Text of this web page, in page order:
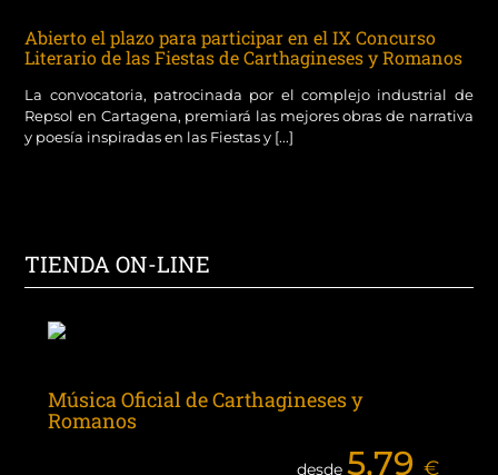
Abierto el plazo para participar en el IX Concurso
Literario de las Fiestas de Carthagineses y Romanos
La convocatoria, patrocinada por el complejo industrial de
Repsol en Cartagena, premiará las mejores obras de narrativa
y poesía inspiradas en las Fiestas y [...]
TIENDA ON-LINE
Música Oficial de Carthagineses y
Romanos
desde 5,79 €